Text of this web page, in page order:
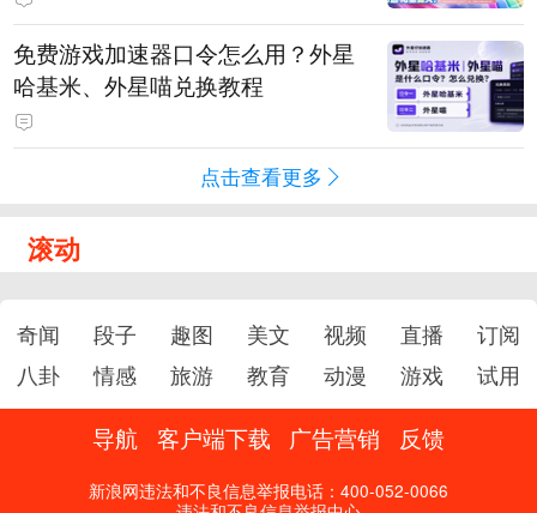
惊喜曝光
免费游戏加速器口令怎么用？外星
哈基米、外星喵兑换教程
点击查看更多
滚动
奇闻 段子 趣图 美文 视频 直播
订阅
八卦
情感 旅游 教育 动漫 游戏 试用
导航 客户端下载 广告营销 反馈
新浪网违法和不良信息举报电话：400-052-0066